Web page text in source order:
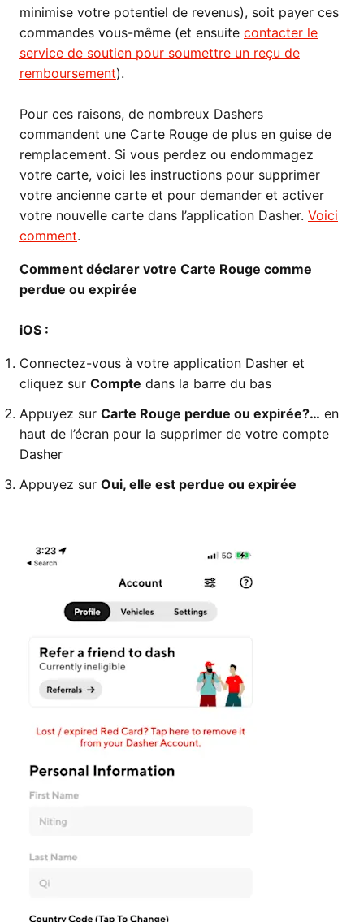
minimise votre potentiel de revenus), soit payer ces
commandes vous-même (et ensuite contacter le
service de soutien pour soumettre un reçu de
remboursement).
Pour ces raisons, de nombreux Dashers
commandent une Carte Rouge de plus en guise de
remplacement. Si vous perdez ou endommagez
votre carte, voici les instructions pour supprimer
votre ancienne carte et pour demander et activer
votre nouvelle carte dans l’application Dasher. Voici
comment.
Comment déclarer votre Carte Rouge comme
perdue ou expirée
iOS :
Connectez-vous à votre application Dasher et
cliquez sur Compte dans la barre du bas
Appuyez sur Carte Rouge perdue ou expirée?… en
haut de l’écran pour la supprimer de votre compte
Dasher
Appuyez sur Oui, elle est perdue ou expirée